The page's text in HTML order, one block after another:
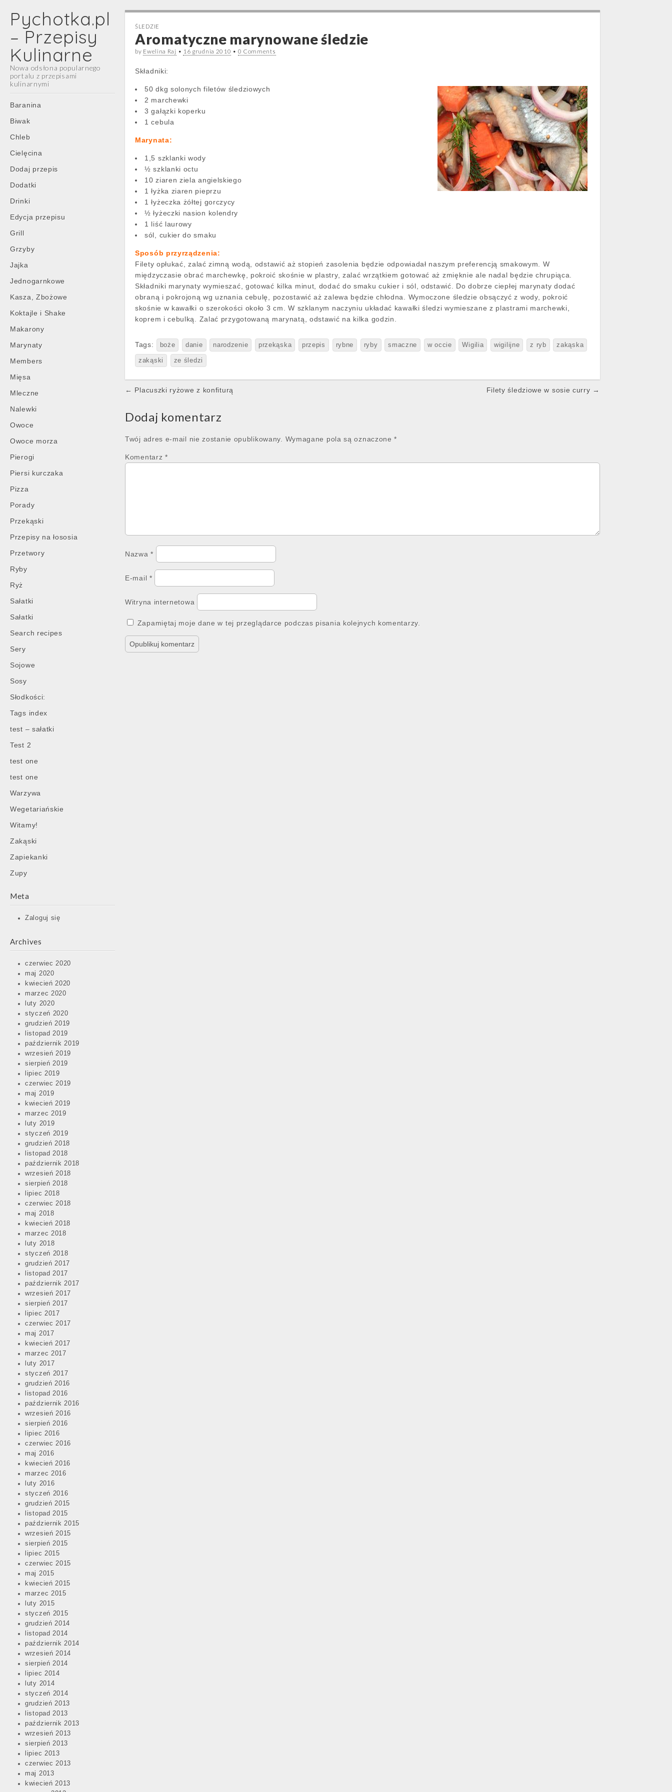
Pychotka.pl
– Przepisy
Kulinarne
Nowa odsłona popularnego
portalu z przepisami
kulinarnymi
Main
menu
Skip
content
Baranina
Biwak
Chleb
Cielęcina
Dodaj przepis
Dodatki
Drinki
Edycja przepisu
Grill
Grzyby
Jajka
Jednogarnkowe
Kasza, Zbożowe
Koktajle i Shake
Makarony
Marynaty
Members
Mięsa
Mleczne
Nalewki
Owoce
Owoce morza
Pierogi
Piersi kurczaka
Pizza
Porady
Przekąski
Przepisy na łososia
Przetwory
Ryby
Ryż
Sałatki
Sałatki
Search recipes
Sery
Sojowe
Sosy
Słodkości:
Tags index
test – sałatki
Test 2
test one
test one
Warzywa
Wegetariańskie
Witamy!
Zakąski
Zapiekanki
Zupy
Meta
Zaloguj się
Archives
czerwiec 2020
maj 2020
kwiecień 2020
marzec 2020
luty 2020
styczeń 2020
grudzień 2019
listopad 2019
październik 2019
wrzesień 2019
sierpień 2019
lipiec 2019
czerwiec 2019
maj 2019
kwiecień 2019
marzec 2019
luty 2019
styczeń 2019
grudzień 2018
listopad 2018
październik 2018
wrzesień 2018
sierpień 2018
lipiec 2018
czerwiec 2018
maj 2018
kwiecień 2018
marzec 2018
luty 2018
styczeń 2018
grudzień 2017
listopad 2017
październik 2017
wrzesień 2017
sierpień 2017
lipiec 2017
czerwiec 2017
maj 2017
kwiecień 2017
marzec 2017
luty 2017
styczeń 2017
grudzień 2016
listopad 2016
październik 2016
wrzesień 2016
sierpień 2016
lipiec 2016
czerwiec 2016
maj 2016
kwiecień 2016
marzec 2016
luty 2016
styczeń 2016
grudzień 2015
listopad 2015
październik 2015
wrzesień 2015
sierpień 2015
lipiec 2015
czerwiec 2015
maj 2015
kwiecień 2015
marzec 2015
luty 2015
styczeń 2015
grudzień 2014
listopad 2014
październik 2014
wrzesień 2014
sierpień 2014
lipiec 2014
luty 2014
styczeń 2014
grudzień 2013
listopad 2013
październik 2013
wrzesień 2013
sierpień 2013
lipiec 2013
czerwiec 2013
maj 2013
kwiecień 2013
ŚLEDZIE
Aromatyczne marynowane śledzie
by Ewelina Raj • 16 grudnia 2010 • 0 Comments
Składniki:
50 dkg solonych filetów śledziowych
2 marchewki
3 gałązki koperku
1 cebula
Marynata:
1,5 szklanki wody
½ szklanki octu
10 ziaren ziela angielskiego
1 łyżka ziaren pieprzu
1 łyżeczka żółtej gorczycy
½ łyżeczki nasion kolendry
1 liść laurowy
sól, cukier do smaku
Sposób przyrządzenia:
Filety opłukać, zalać zimną wodą, odstawić aż stopień zasolenia będzie odpowiadał naszym preferencją smakowym. W
międzyczasie obrać marchewkę, pokroić skośnie w plastry, zalać wrzątkiem gotować aż zmięknie ale nadal będzie chrupiąca.
Składniki marynaty wymieszać, gotować kilka minut, dodać do smaku cukier i sól, odstawić. Do dobrze ciepłej marynaty dodać
obraną i pokrojoną wg uznania cebulę, pozostawić aż zalewa będzie chłodna. Wymoczone śledzie obsączyć z wody, pokroić
skośnie w kawałki o szerokości około 3 cm. W szklanym naczyniu układać kawałki śledzi wymieszane z plastrami marchewki,
koprem i cebulką. Zalać przygotowaną marynatą, odstawić na kilka godzin.
Tags: boże danie narodzenie przekąska przepis rybne ryby smaczne w occie Wigilia wigilijne z ryb zakąska
zakąski ze śledzi
Post
← Placuszki ryżowe z konfiturą Filety śledziowe w sosie curry →
Dodaj komentarz
Twój adres e-mail nie zostanie opublikowany. Wymagane pola są oznaczone*
Komentarz *
Nazwa*
E-mail *
Witryna internetowa
Zapamiętaj moje dane w tej przeglądarce podczas pisania kolejnych komentarzy.